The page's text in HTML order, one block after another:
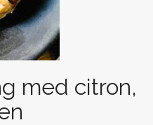
med citron,